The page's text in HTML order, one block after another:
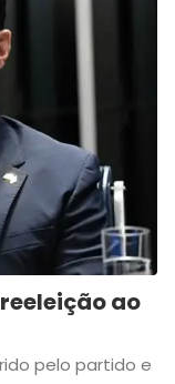
ao
pelo partido e